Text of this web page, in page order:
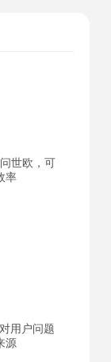
世欧，可
率
用户问题
源